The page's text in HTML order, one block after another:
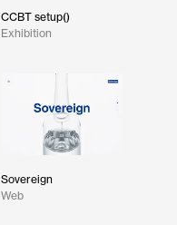
CCBT setup()
Exhibition
Sovereign
Web